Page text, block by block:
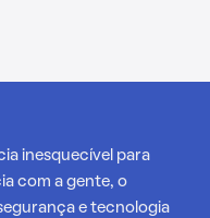
inesquecível para
com a gente, o
e tecnologia